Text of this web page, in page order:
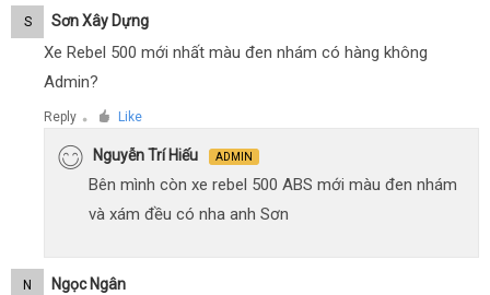
S Sơn Xây Dựng
Xe Rebel 500 mới nhất màu đen nhám có hàng không
Admin?
Reply ● Like
Nguyễn Trí Hiếu ADMIN
Bên mình còn xe rebel 500 ABS mới màu đen nhám
và xám đều có nha anh Sơn
N Ngọc Ngân